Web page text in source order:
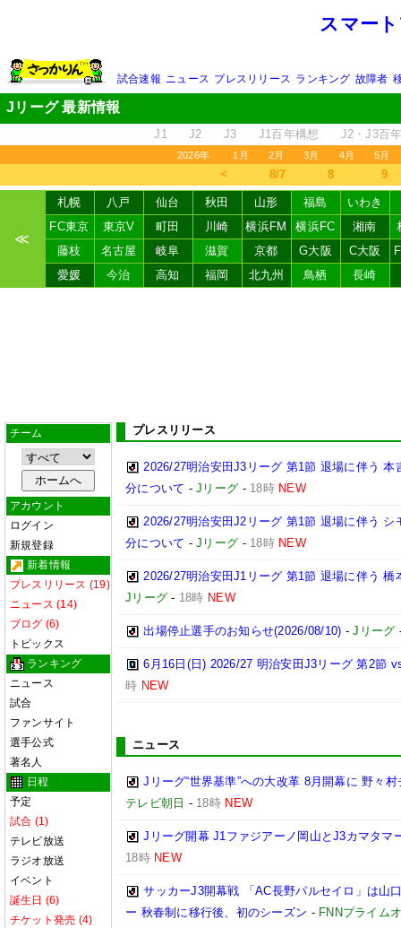
スマー
試合速報 ニュース プレスリリース ランキング 故障者
Jリーグ 最新情報
J1 J2 J3 J1百年構想 J2・J3百
2026年 1月 2月 3月 4月 5月
＜ 8/7 8 9
≪
札幌 八戸 仙台 秋田 山形 福島
いわき
FC東京
東京V 町田 川崎 横浜FM 横浜FC 湘南
藤枝
名古屋 岐阜 滋賀 京都 G大阪 C大阪
愛媛
今治 高知 福岡 北九州 鳥栖 長崎
チーム
アカウント
ログイン
新規登録
新着情報
プレスリリース (19)
ニュース (14)
ブログ (6)
トピックス
ランキング
ニュース
試合
ファンサイト
選手公式
著名人
日程
予定
試合 (1)
テレビ放送
ラジオ放送
イベント
誕生日 (6)
チケット発売 (4)
プレスリリース
2026/27明治安田J3リーグ 第1節 退場に伴う
分について -Jリーグ - 18時 NEW
2026/27明治安田J2リーグ 第1節 退場に伴う
分について -Jリーグ - 18時 NEW
2026/27明治安田J1リーグ 第1節 退場に伴う
Jリーグ - 18時 NEW
出場停止選手のお知らせ(2026/08/10) -Jリーグ
6月16日(日) 2026/27 明治安田J3リーグ 第2節
時 NEW
ニュース
Jリーグ“世界基準”への大改革 8月開幕に 野々
テレビ朝日 - 18時 NEW
Jリーグ開幕 J1ファジアーノ岡山とJ3カマタマ
18時 NEW
サッカーJ3開幕戦 「AC長野パルセイロ」は山
ー 秋春制に移行後、初のシーズン - FNNプライム